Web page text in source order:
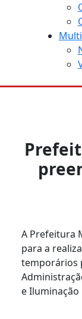
A Prefeitura
para a
temporários
e Iluminação